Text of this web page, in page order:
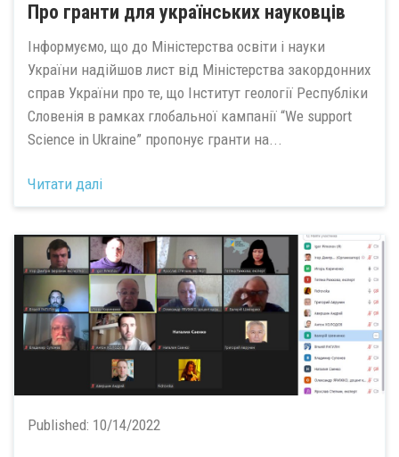
Про гранти для українських науковців
Інформуємо, що до Міністерства освіти і науки
України надійшов лист від Міністерства закордонних
справ України про те, що Інститут геології Республіки
Словенія в рамках глобальної кампанії “We support
Science in Ukraine” пропонує гранти на...
Читати далі
Published: 10/14/2022